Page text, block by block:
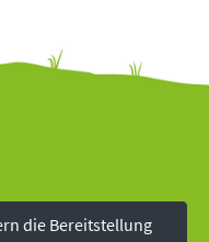
die Bereitstellung